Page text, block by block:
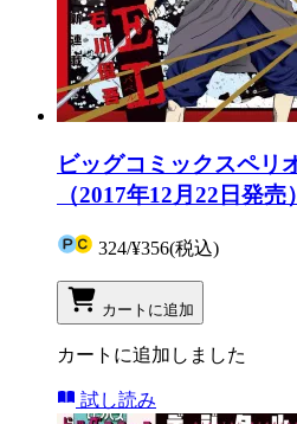
ビッグコミックスペリ
（2017年12月22日発売）
324/¥356(税込)
カートに追加
カートに追加しました
試し読み